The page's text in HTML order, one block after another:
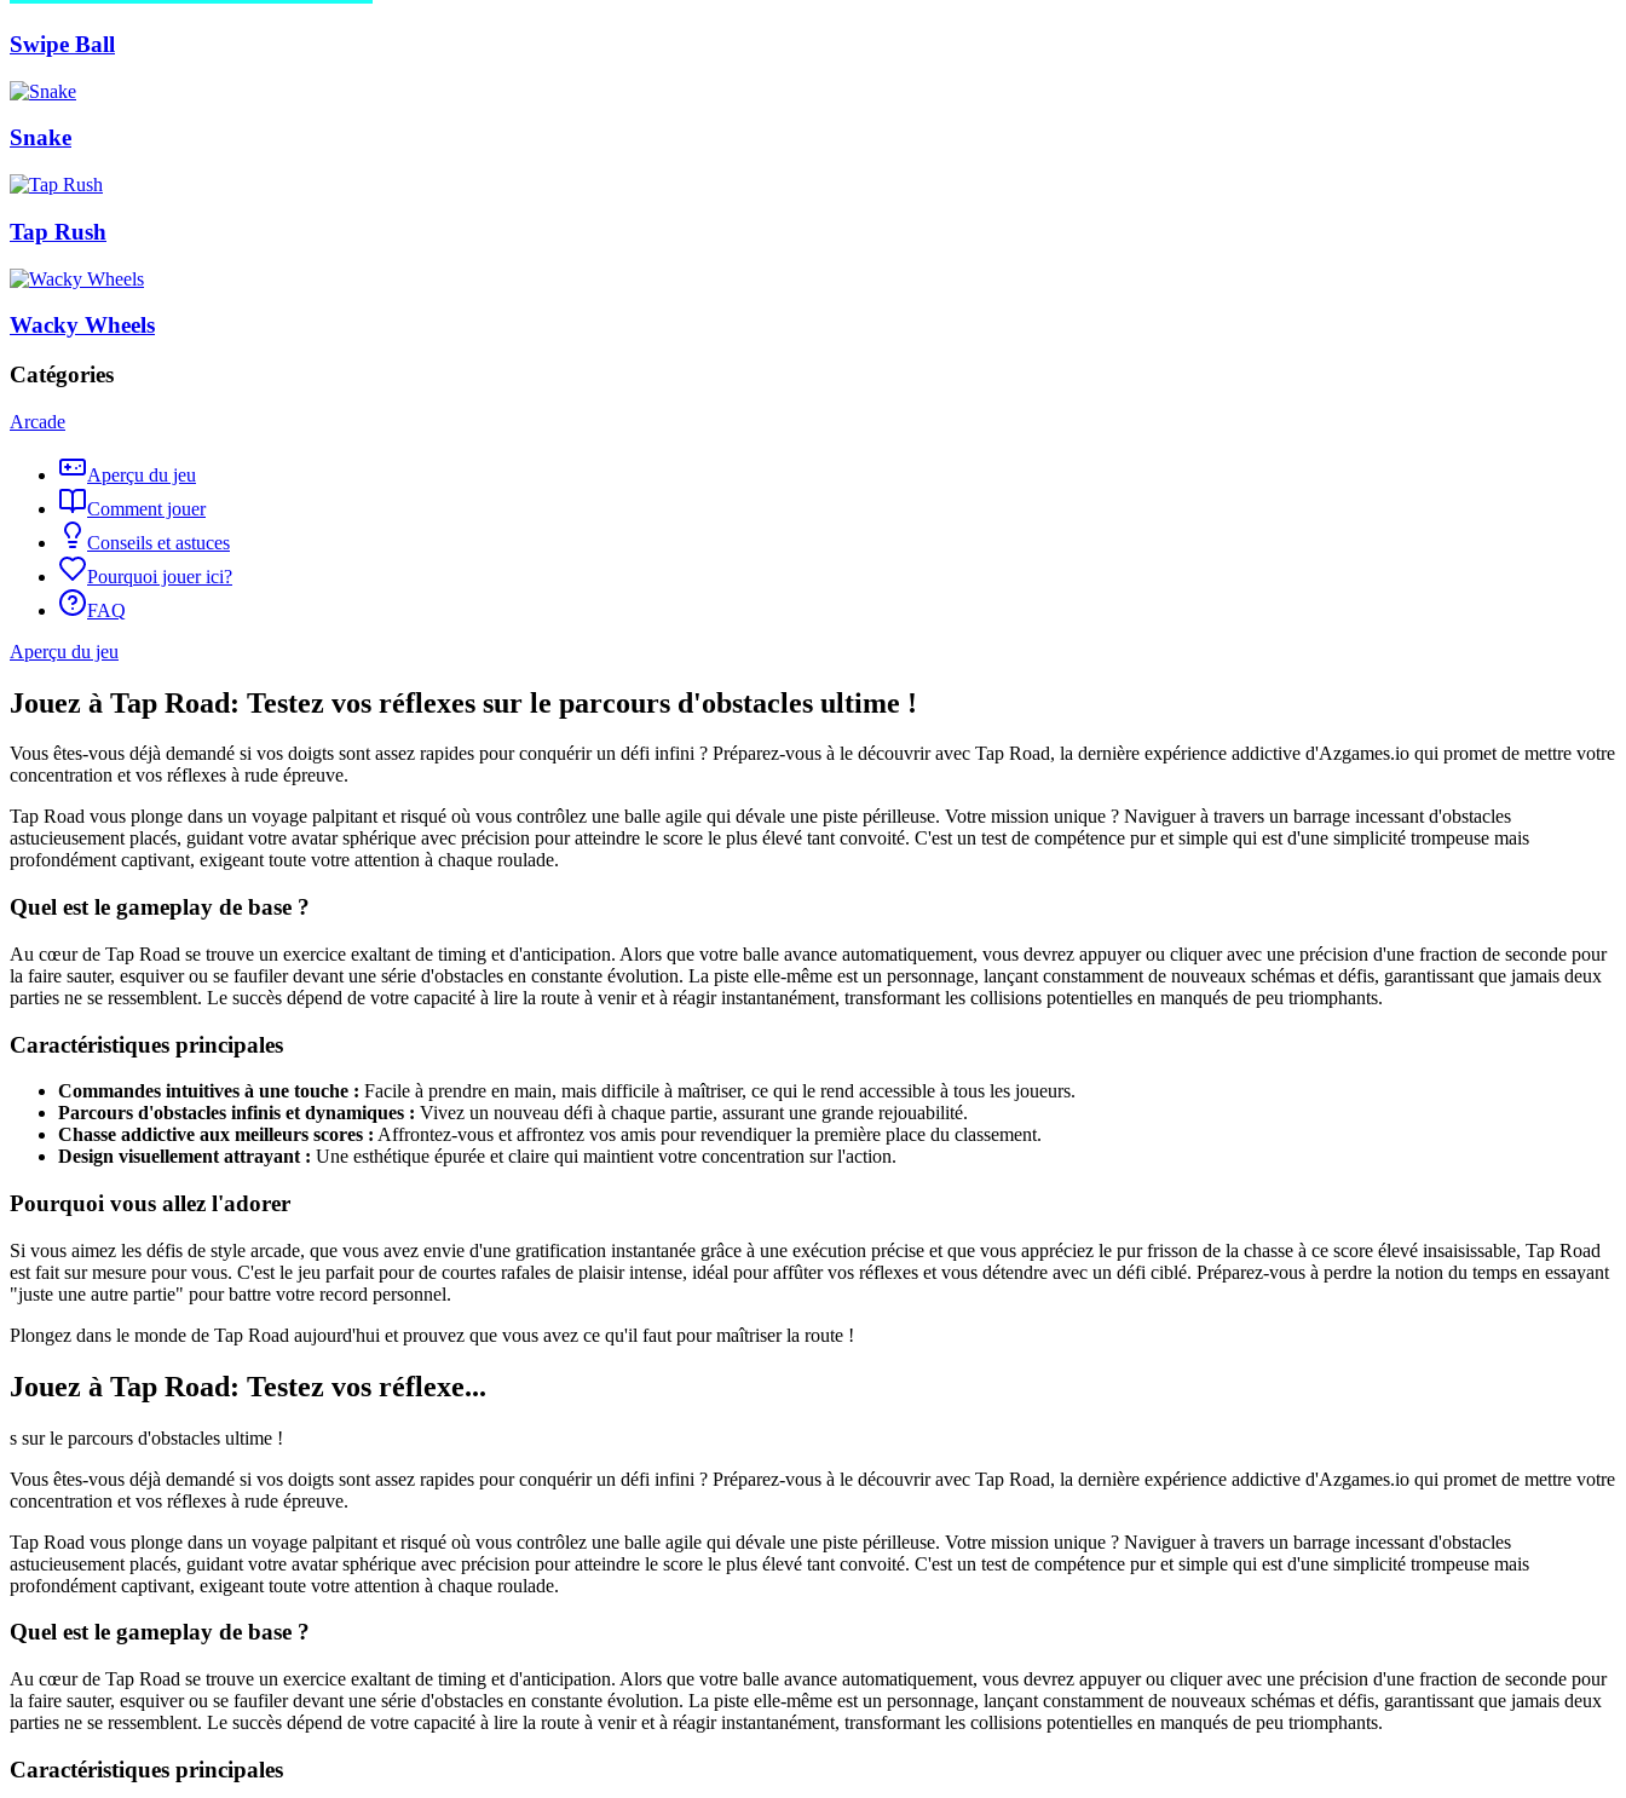
Swipe Ball
Snake
Tap Rush
Wacky Wheels
Catégories
Arcade
Aperçu du jeu
Comment jouer
Conseils et astuces
Pourquoi jouer ici?
FAQ
Aperçu du jeu
Jouez à Tap Road: Testez vos réflexes sur le parcours d'obstacles ultime !
Vous êtes-vous déjà demandé si vos doigts sont assez rapides pour conquérir un défi infini ? Préparez-vous à le découvrir avec Tap Road, la dernière expérience addictive d'Azgames.io qui promet de mettre votre
concentration et vos réflexes à rude épreuve.
Tap Road vous plonge dans un voyage palpitant et risqué où vous contrôlez une balle agile qui dévale une piste périlleuse. Votre mission unique ? Naviguer à travers un barrage incessant d'obstacles
astucieusement placés, guidant votre avatar sphérique avec précision pour atteindre le score le plus élevé tant convoité. C'est un test de compétence pur et simple qui est d'une simplicité trompeuse mais
profondément captivant, exigeant toute votre attention à chaque roulade.
Quel est le gameplay de base ?
Au cœur de Tap Road se trouve un exercice exaltant de timing et d'anticipation. Alors que votre balle avance automatiquement, vous devrez appuyer ou cliquer avec une précision d'une fraction de seconde pour
la faire sauter, esquiver ou se faufiler devant une série d'obstacles en constante évolution. La piste elle-même est un personnage, lançant constamment de nouveaux schémas et défis, garantissant que jamais deux
parties ne se ressemblent. Le succès dépend de votre capacité à lire la route à venir et à réagir instantanément, transformant les collisions potentielles en manqués de peu triomphants.
Caractéristiques principales
Commandes intuitives à une touche : Facile à prendre en main, mais difficile à maîtriser, ce qui le rend accessible à tous les joueurs.
Parcours d'obstacles infinis et dynamiques : Vivez un nouveau défi à chaque partie, assurant une grande rejouabilité.
Chasse addictive aux meilleurs scores : Affrontez-vous et affrontez vos amis pour revendiquer la première place du classement.
Design visuellement attrayant : Une esthétique épurée et claire qui maintient votre concentration sur l'action.
Pourquoi vous allez l'adorer
Si vous aimez les défis de style arcade, que vous avez envie d'une gratification instantanée grâce à une exécution précise et que vous appréciez le pur frisson de la chasse à ce score élevé insaisissable, Tap Road
est fait sur mesure pour vous. C'est le jeu parfait pour de courtes rafales de plaisir intense, idéal pour affûter vos réflexes et vous détendre avec un défi ciblé. Préparez-vous à perdre la notion du temps en essayant
"juste une autre partie" pour battre votre record personnel.
Plongez dans le monde de Tap Road aujourd'hui et prouvez que vous avez ce qu'il faut pour maîtriser la route !
Jouez à Tap Road: Testez vos réflexe...
s sur le parcours d'obstacles ultime !
Vous êtes-vous déjà demandé si vos doigts sont assez rapides pour conquérir un défi infini ? Préparez-vous à le découvrir avec Tap Road, la dernière expérience addictive d'Azgames.io qui promet de mettre votre
concentration et vos réflexes à rude épreuve.
Tap Road vous plonge dans un voyage palpitant et risqué où vous contrôlez une balle agile qui dévale une piste périlleuse. Votre mission unique ? Naviguer à travers un barrage incessant d'obstacles
astucieusement placés, guidant votre avatar sphérique avec précision pour atteindre le score le plus élevé tant convoité. C'est un test de compétence pur et simple qui est d'une simplicité trompeuse mais
profondément captivant, exigeant toute votre attention à chaque roulade.
Quel est le gameplay de base ?
Au cœur de Tap Road se trouve un exercice exaltant de timing et d'anticipation. Alors que votre balle avance automatiquement, vous devrez appuyer ou cliquer avec une précision d'une fraction de seconde pour
la faire sauter, esquiver ou se faufiler devant une série d'obstacles en constante évolution. La piste elle-même est un personnage, lançant constamment de nouveaux schémas et défis, garantissant que jamais deux
parties ne se ressemblent. Le succès dépend de votre capacité à lire la route à venir et à réagir instantanément, transformant les collisions potentielles en manqués de peu triomphants.
Caractéristiques principales